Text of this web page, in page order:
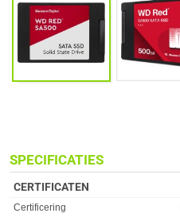
SPECIFICATIES
CERTIFICATEN
Eigenschap
Certificering